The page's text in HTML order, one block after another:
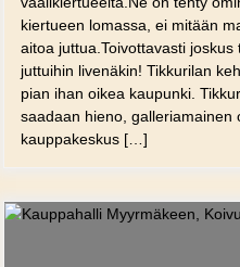
kiertueen lomassa, ei mitään
aitoa juttua.Toivottavasti
juttuihin livenäkin! Tikkurilan
pian ihan oikea kaupunki.
saadaan hieno, galleriamainen
kauppakeskus […]